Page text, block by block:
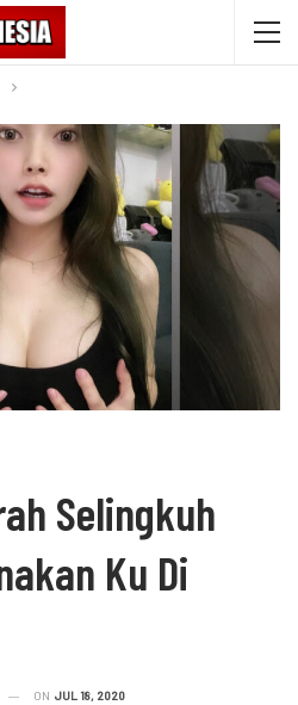
Selingkuh
Ku Di
ON JUL 18, 2020